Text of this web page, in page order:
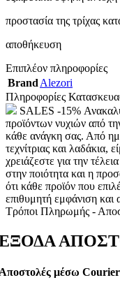
προστασία της τρίχας
αποθήκευση
Επιπλέον πληροφορίες
Brand Alezori
Πληροφορίες
SALES -15%
προϊόντων νυχιών από
κάθε ανάγκη σας. Από
τεχνίτριας και λαδάκια,
χρειάζεστε για την
στην ποιότητα και η
ότι κάθε προϊόν που
επιθυμητή εμφάνιση και
Τρόποι Πληρωμής -
μέσω Courier